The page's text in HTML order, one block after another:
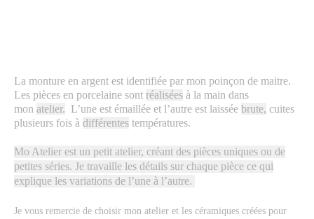
La monture en argent est identifiée par mon poinçon de maitre.
Les pièces en porcelaine sont réalisées à la main dans
mon atelier. L’une est émaillée et l’autre est laissée brute, cuites
plusieurs fois à différentes températures.
Mo Atelier est un petit atelier, créant des pièces uniques ou de
petites séries. Je travaille les détails sur chaque pièce ce qui
explique les variations de l’une à l’autre.
Je vous remercie de choisir mon atelier et les céramiques créées pour